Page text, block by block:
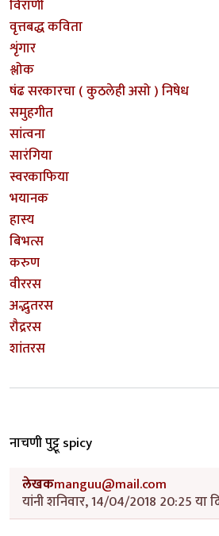
विराणी
वृत्तबद्ध कविता
शृंगार
श्लोक
षंढ सरकारचा ( कुठलेही असो ) निषेध
समुहगीत
सांत्वना
सारंगिया
स्वरकाफिया
भयानक
हास्य
बिभत्स
करुण
वीररस
अद्भुतरस
रौद्ररस
शांतरस
नाचणी पुट्टू spicy
लेखकmanguu@mail.com
यांनी शनिवार, 14/04/2018 20:25 या